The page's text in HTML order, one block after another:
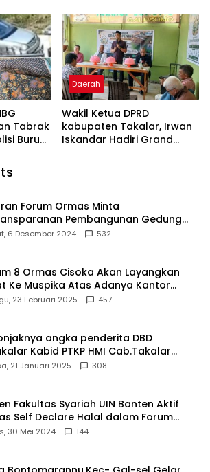
Tabrak
Buru
Daerah
Wakil Ketua DPRD
kabupaten Takalar, Irwan
Iskandar Hadiri Grand
umum.
Forum Ormas Minta
Pembangunan Gedung
Di Kecamatan Cisoka
6 Desember 2024 532
8 Ormas Cisoka Akan Layangkan
Ke Muspika Atas Adanya Kantor
di Cisoka
23 Februari 2025 457
angka penderita DBD
Kabid PTKP HMI Cab.Takalar
bicara
21 Januari 2025 308
Fakultas Syariah UIN Banten Aktif
Self Declare Halal dalam Forum
Ulama MUI
30 Mei 2024 144